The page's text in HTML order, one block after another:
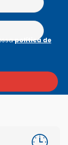
política de